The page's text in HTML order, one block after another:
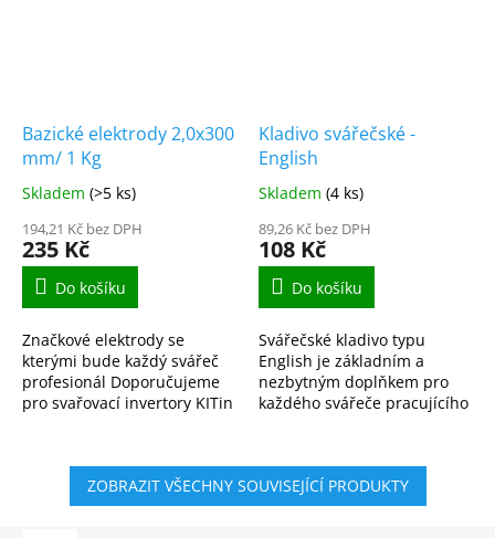
Bazické elektrody 2,0x300
mm/ 1 Kg
Skladem (>5 ks)
194,21 Kč bez DPH
235 Kč
Do košíku
Značkové elektrody se
kterými bude každý svářeč
profesionál Doporučujeme
pro svařovací invertory KITin
Kladivo svářečské -
English
Skladem (4 ks)
89,26 Kč bez DPH
108 Kč
Do košíku
Svářečské kladivo typu
English je základním a
nezbytným doplňkem pro
každého svářeče pracujícího
navrženo pro rychlé, účinné
a...
ZOBRAZIT VŠECHNY SOUVISEJÍCÍ PRODUKTY